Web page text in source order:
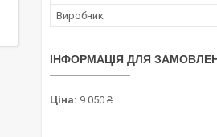
Виробник
ІНФОРМАЦІЯ ДЛЯ
Ціна: 9 050 ₴